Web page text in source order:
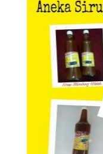
Aneka